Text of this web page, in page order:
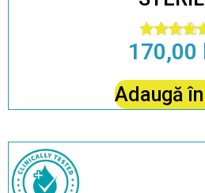
Evaluat la
5.00
170,00
Adaugă